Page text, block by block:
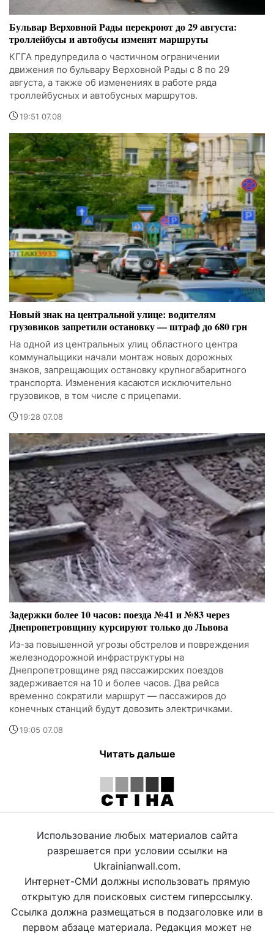
Бульвар Верховной Рады перекроют до 29 августа:
троллейбусы и автобусы изменят маршруты
КГГА предупредила о частичном ограничении
движения по бульвару Верховной Рады с 8 по 29
августа, а также об изменениях в работе ряда
троллейбусных и автобусных маршрутов.
19:51 07.08
Новый знак на центральной улице: водителям
грузовиков запретили остановку — штраф до 680 грн
На одной из центральных улиц областного центра
коммунальщики начали монтаж новых дорожных
знаков, запрещающих остановку крупногабаритного
транспорта. Изменения касаются исключительно
грузовиков, в том числе с прицепами.
19:28 07.08
Задержки более 10 часов: поезда №41 и №83 через
Днепропетровщину курсируют только до Львова
Из-за повышенной угрозы обстрелов и повреждения
железнодорожной инфраструктуры на
Днепропетровщине ряд пассажирских поездов
задерживается на 10 и более часов. Два рейса
временно сократили маршрут — пассажиров до
конечных станций будут довозить электричками.
19:05 07.08
Читать дальше
Использование любых материалов сайта
разрешается при условии ссылки на
Ukrainianwall.com.
Интернет-СМИ должны использовать прямую
открытую для поисковых систем гиперссылку.
Ссылка должна размещаться в подзаголовке или в
первом абзаце материала. Редакция может не